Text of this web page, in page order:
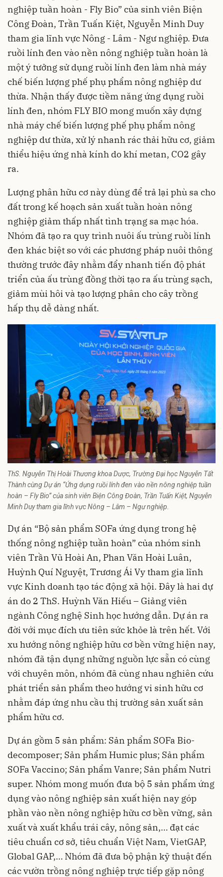
nghiệp tuần hoàn - Fly Bio” của sinh viên Biện
Công Đoàn, Trần Tuấn Kiệt, Nguyễn Minh Duy
tham gia lĩnh vực Nông - Lâm - Ngư nghiệp. Đưa
ruồi lính đen vào nền nông nghiệp tuần hoàn là
một ý tưởng sử dụng ruồi lính đen làm nhà máy
chế biến lượng phế phụ phẩm nông nghiệp dư
thừa. Nhận thấy được tiềm năng ứng dụng ruồi
lính đen, nhóm FLY BIO mong muốn xây dựng
nhà máy chế biến lượng phế phụ phẩm nông
nghiệp dư thừa, xử lý nhanh rác thải hữu cơ, giảm
thiểu hiệu ứng nhà kính do khí metan, CO2 gây
ra.
Lượng phân hữu cơ này dùng để trả lại phù sa cho
đất trong kế hoạch sản xuất tuần hoàn nông
nghiệp giảm thấp nhất tình trạng sa mạc hóa.
Nhóm đã tạo ra quy trình nuôi ấu trùng ruồi lính
đen khác biệt so với các phương pháp nuôi thông
thường trước đây nhằm đẩy nhanh tiến độ phát
triển của ấu trùng đồng thời tạo ra ấu trùng sạch,
giảm mùi hôi và tạo lượng phân cho cây trồng
hấp thụ dễ dàng nhất.
ThS. Nguyễn Thị Hoài Thương khoa Dược, Trường Đại học Nguyễn Tất
Thành cùng Dự án “Ứng dụng ruồi lính đen vào nền nông nghiệp tuần
hoàn – Fly Bio” của sinh viên Biện Công Đoàn, Trần Tuấn Kiệt, Nguyễn
Minh Duy tham gia lĩnh vực Nông – Lâm – Ngư nghiệp.
Dự án “Bộ sản phẩm SOFa ứng dụng trong hệ
thống nông nghiệp tuần hoàn” của nhóm sinh
viên Trần Vũ Hoài An, Phan Văn Hoài Luân,
Huỳnh Quí Nguyệt, Trương Ái Vy tham gia lĩnh
vực Kinh doanh tạo tác động xã hội. Đây là hai dự
án do 2 ThS. Huỳnh Văn Hiếu – Giảng viên
ngành Công nghệ Sinh học hướng dẫn. Dự án ra
đời với mục đích ưu tiên sức khỏe là trên hết. Với
xu hướng nông nghiệp hữu cơ bền vững hiện nay,
nhóm đã tận dụng những nguồn lực sẵn có cùng
với chuyên môn, nhóm đã cùng nhau nghiên cứu
phát triển sản phẩm theo hướng vi sinh hữu cơ
nhằm đáp ứng nhu cầu thị trường sản xuất sản
phẩm hữu cơ.
Dự án gồm 5 sản phẩm: Sản phẩm SOFa Bio-
decomposer; Sản phẩm Humic plus; Sản phẩm
SOFa Vaccino; Sản phẩm Vanre; Sản phẩm Nutri
super. Nhóm mong muốn đưa bộ 5 sản phẩm ứng
dụng vào nông nghiệp sản xuất hiện nay góp
phần vào nền nông nghiệp hữu cơ bền vững, sản
xuất và xuất khẩu trái cây, nông sản,… đạt các
tiêu chuẩn cơ sở, tiêu chuẩn Việt Nam, VietGAP,
Global GAP,… Nhóm đã đưa bộ phận kỹ thuật đến
các vườn trồng nông nghiệp trực tiếp gặp nông